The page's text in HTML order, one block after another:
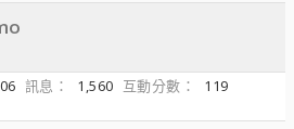
訊息 1,560 互動分數
119